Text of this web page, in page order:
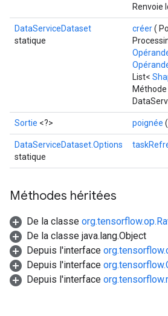
Renvoie
DataServiceDataset
statique
créer(
List<
Sortie <?> poignée
DataServiceDataset.Options
statique
Méthodes héritées
De la classe
De la classe java.lang.Object
Depuis l'interface
Depuis l'interface
Depuis l'interface